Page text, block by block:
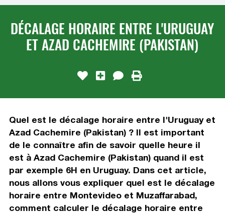
DÉCALAGE HORAIRE ENTRE L'URUGUAY
ET AZAD CACHEMIRE (PAKISTAN)
Quel est le décalage horaire entre l'Uruguay et
Azad Cachemire (Pakistan) ? Il est important
de le connaître afin de savoir quelle heure il
est à Azad Cachemire (Pakistan) quand il est
par exemple 6H en Uruguay. Dans cet article,
nous allons vous expliquer quel est le décalage
horaire entre Montevideo et Muzaffarabad,
comment calculer le décalage horaire entre